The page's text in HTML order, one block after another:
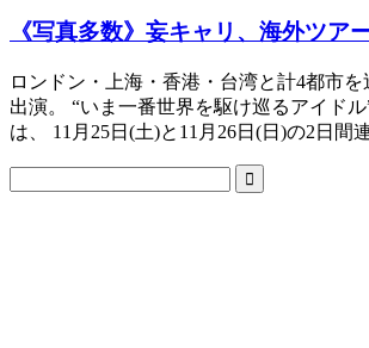
《写真多数》妄キャリ、海外ツア
ロンドン・上海・香港・台湾と計4都市
出演。 “いま一番世界を駆け巡るアイド
は、 11月25日(土)と11月26日(日)の2日